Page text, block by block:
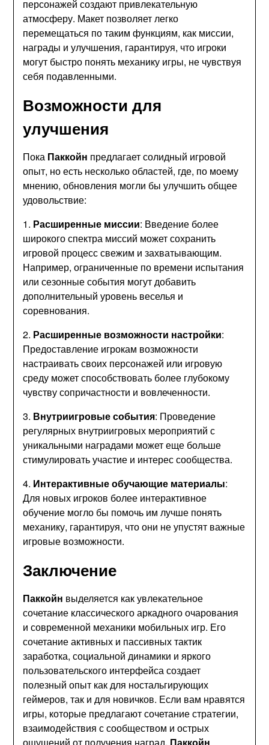
персонажей создают привлекательную
атмосферу. Макет позволяет легко
перемещаться по таким функциям, как миссии,
награды и улучшения, гарантируя, что игроки
могут быстро понять механику игры, не чувствуя
себя подавленными.
Возможности для
улучшения
Пока Паккойн предлагает солидный игровой
опыт, но есть несколько областей, где, по моему
мнению, обновления могли бы улучшить общее
удовольствие:
1. Расширенные миссии: Введение более
широкого спектра миссий может сохранить
игровой процесс свежим и захватывающим.
Например, ограниченные по времени испытания
или сезонные события могут добавить
дополнительный уровень веселья и
соревнования.
2. Расширенные возможности настройки:
Предоставление игрокам возможности
настраивать своих персонажей или игровую
среду может способствовать более глубокому
чувству сопричастности и вовлеченности.
3. Внутриигровые события: Проведение
регулярных внутриигровых мероприятий с
уникальными наградами может еще больше
стимулировать участие и интерес сообщества.
4. Интерактивные обучающие материалы:
Для новых игроков более интерактивное
обучение могло бы помочь им лучше понять
механику, гарантируя, что они не упустят важные
игровые возможности.
Заключение
Паккойн выделяется как увлекательное
сочетание классического аркадного очарования
и современной механики мобильных игр. Его
сочетание активных и пассивных тактик
заработка, социальной динамики и яркого
пользовательского интерфейса создает
полезный опыт как для ностальгирующих
геймеров, так и для новичков. Если вам нравятся
игры, которые предлагают сочетание стратегии,
взаимодействия с сообществом и острых